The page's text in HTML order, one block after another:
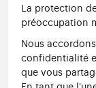
La protection
préoccupation
Nous
confidentialité
que vous